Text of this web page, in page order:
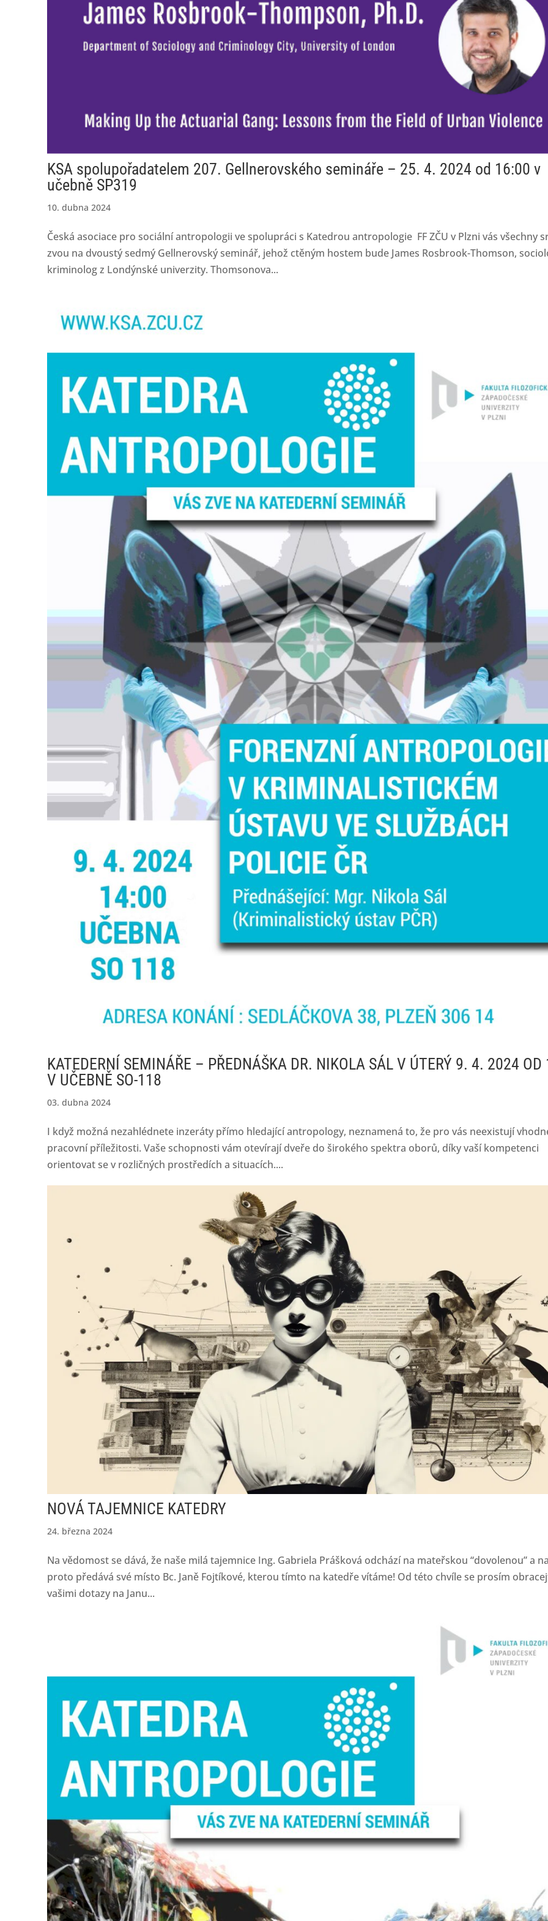
KSA spolupořadatelem 207. Gellnerovského semináře – 25. 4. 2024 od 16:00 v
učebně SP319
10. dubna 2024
Česká asociace pro sociální antropologii ve spolupráci s Katedrou antropologie FF ZČU v Plzni vás všechny
zvou na dvoustý sedmý Gellnerovský seminář, jehož ctěným hostem bude James Rosbrook-Thomson,
kriminolog z Londýnské univerzity. Thomsonova...
KATEDERNÍ SEMINÁŘE – PŘEDNÁŠKA DR. NIKOLA SÁL V ÚTERÝ 9. 4. 2024
V UČEBNĚ SO-118
03. dubna 2024
I když možná nezahlédnete inzeráty přímo hledající antropology, neznamená to, že pro vás neexistují
pracovní příležitosti. Vaše schopnosti vám otevírají dveře do širokého spektra oborů, díky vaší kompetenci
orientovat se v rozličných prostředích a situacích....
NOVÁ TAJEMNICE KATEDRY
24. března 2024
Na vědomost se dává, že naše milá tajemnice Ing. Gabriela Prášková odchází na mateřskou “dovolenou” a
proto předává své místo Bc. Janě Fojtíkové, kterou tímto na katedře vítáme! Od této chvíle se prosím
vašimi dotazy na Janu...